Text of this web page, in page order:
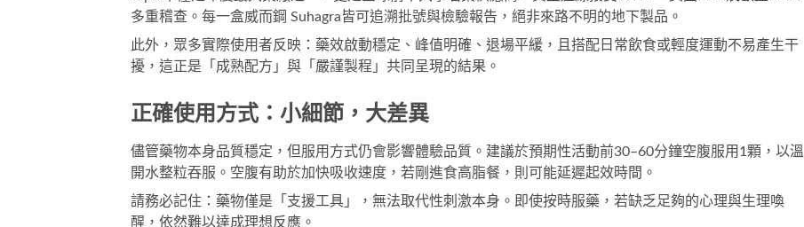
多重稽查。每一盒威而鋼 Suhagra皆可追溯批號與檢驗報告，絕非來路不明的地下製品。
此外，眾多實際使用者反映：藥效啟動穩定、峰值明確、退場平緩，且搭配日常飲食或輕度運動不易產生干
擾，這正是「成熟配方」與「嚴謹製程」共同呈現的結果。
正確使用方式：小細節，大差異
儘管藥物本身品質穩定，但服用方式仍會影響體驗品質。建議於預期性活動前30–60分鐘空腹服用1顆，以溫
開水整粒吞服。空腹有助於加快吸收速度，若剛進食高脂餐，則可能延遲起效時間。
請務必記住：藥物僅是「支援工具」，無法取代性刺激本身。即使按時服藥，若缺乏足夠的心理與生理喚
醒，依然難以達成理想反應。